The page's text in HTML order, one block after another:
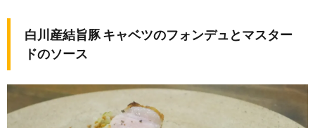
白川産結旨豚 キャベツのフォンデュとマスター
ドのソース